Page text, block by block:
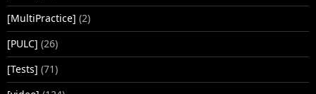
[MultiPractice] (2)
[PULC] (26)
[Tests] (71)